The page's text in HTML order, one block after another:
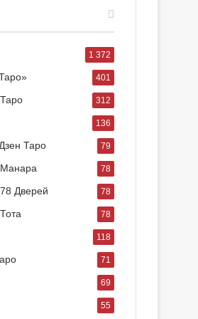
1 372
401
312
136
Таро 79
Манара 78
Дверей 78
78
118
71
69
55